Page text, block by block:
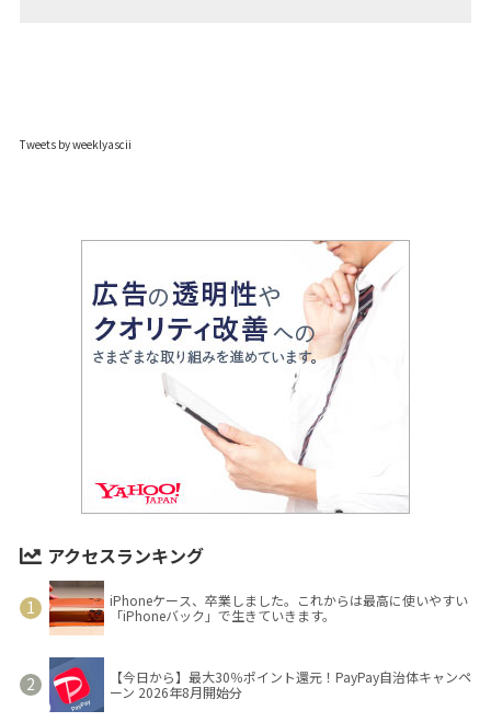
Tweets by weeklyascii
アクセスランキング
iPhoneケース、卒業しました。これからは最高に使いやすい
「iPhoneバック」で生きていきます。
【今日から】最大30％ポイント還元！PayPay自治体キャンペ
ーン 2026年8月開始分